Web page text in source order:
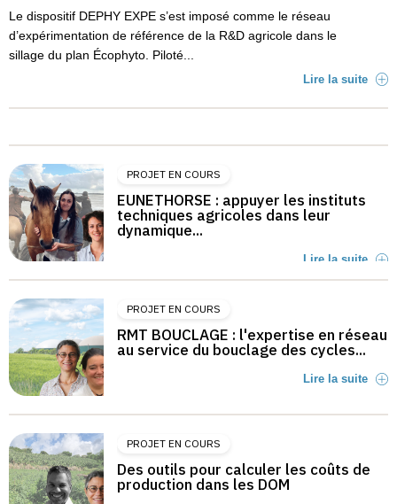
Le dispositif DEPHY EXPE s’est imposé comme le réseau
d’expérimentation de référence de la R&D agricole dans le
sillage du plan Écophyto. Piloté...
Lire la suite
PROJET EN COURS
EUNETHORSE : appuyer les instituts
techniques agricoles dans leur
dynamique...
Lire la suite
PROJET EN COURS
RMT BOUCLAGE : l'expertise en réseau
au service du bouclage des cycles...
Lire la suite
PROJET EN COURS
Des outils pour calculer les coûts de
production dans les DOM